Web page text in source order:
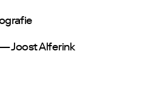
— Joost Alferink